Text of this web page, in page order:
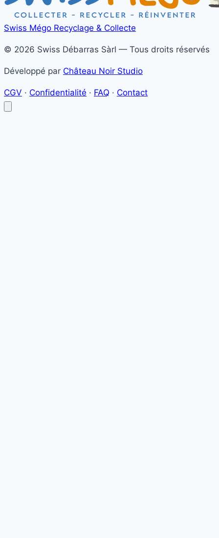
Swiss Mégo Recyclage & Collecte
© 2026 Swiss Débarras Sàrl — Tous droits réservés
Développé par Château Noir Studio
CGV · Confidentialité · FAQ · Contact